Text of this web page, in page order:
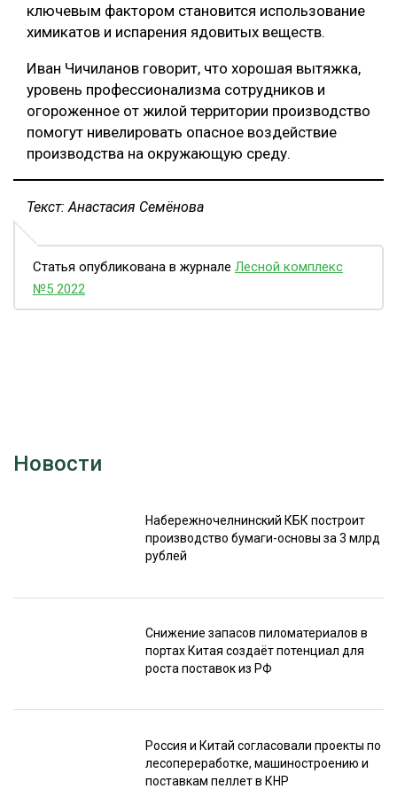
ключевым фактором становится использование
химикатов и испарения ядовитых веществ.
Иван Чичиланов говорит, что хорошая вытяжка,
уровень профессионализма сотрудников и
огороженное от жилой территории производство
помогут нивелировать опасное воздействие
производства на окружающую среду.
Текст: Анастасия Семёнова
Статья опубликована в журнале Лесной комплекс
№5 2022
Новости
Набережночелнинский КБК построит
производство бумаги-основы за 3 млрд
рублей
Снижение запасов пиломатериалов в
портах Китая создаёт потенциал для
роста поставок из РФ
Россия и Китай согласовали проекты по
лесопереработке, машиностроению и
поставкам пеллет в КНР